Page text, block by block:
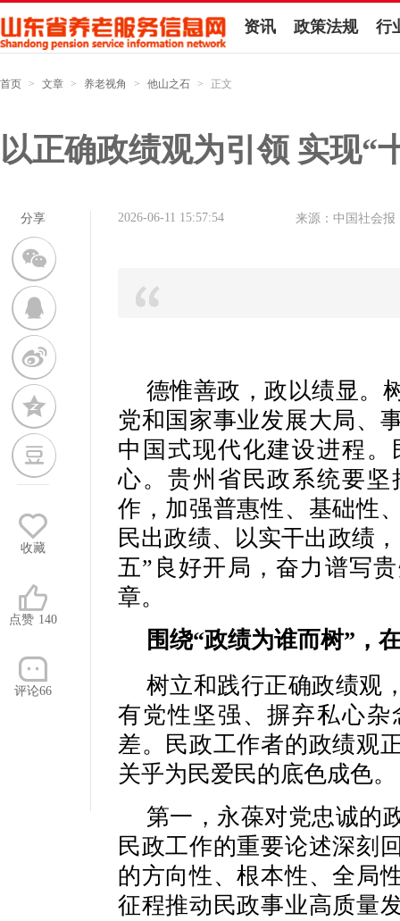
资讯 政策法规 行
首页 > 文章 > 养老视角 > 他山之石 > 正文
以正确政绩观为引领 实现“
分享
收藏
点赞 140
评论66
2026-06-11 15:57:54 来源：中国社会报
德惟善政，政以绩显。
党和国家事业发展大局、
中国式现代化建设进程
心。贵州省民政系统要
作，加强普惠性、基础性
民出政绩、以实干出政绩
五”良好开局，奋力谱写
章。
围绕“政绩为谁而树”，
树立和践行正确政绩观
有党性坚强、摒弃私心
差。民政工作者的政绩观
关乎为民爱民的底色成色。
第一，永葆对党忠诚的
民政工作的重要论述深刻
的方向性、根本性、全局
征程推动民政事业高质量